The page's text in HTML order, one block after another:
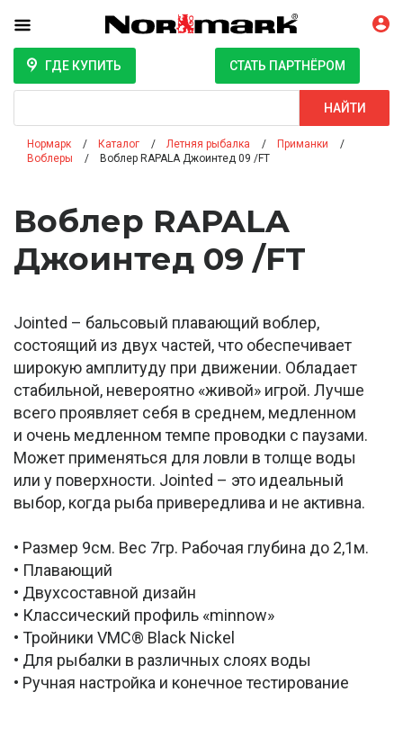
ГДЕ КУПИТЬ СТАТЬ ПАРТНЁРОМ
НАЙТИ
Нормарк Каталог Летняя рыбалка
Приманки
Воблеры
Воблер RAPALA Джоинтед 09 /FT
Воблер RAPALA
Джоинтед 09 /FT
Jointed – бальсовый плавающий воблер,
состоящий из двух частей, что обеспечивает
широкую амплитуду при движении. Обладает
стабильной, невероятно «живой» игрой. Лучше
всего проявляет себя в среднем, медленном
и очень медленном темпе проводки с паузами.
Может применяться для ловли в толще воды
или у поверхности. Jointed – это идеальный
выбор, когда рыба привередлива и не активна.
• Размер 9см. Вес 7гр. Рабочая глубина до 2,1м.
• Плавающий
• Двухсоставной дизайн
• Классический профиль «minnow»
• Тройники VMC® Black Nickel
• Для рыбалки в различных слоях воды
• Ручная настройка и конечное тестирование